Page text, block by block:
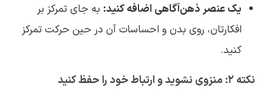
یک عنصر ذهن‌آگاهی اضافه کنید: به جای تمرکز بر
افکارتان، روی بدن و احساسات آن در حین حرکت تمرکز
کنید.
نکته ۲: منزوی نشوید و ارتباط خود را حفظ کنید